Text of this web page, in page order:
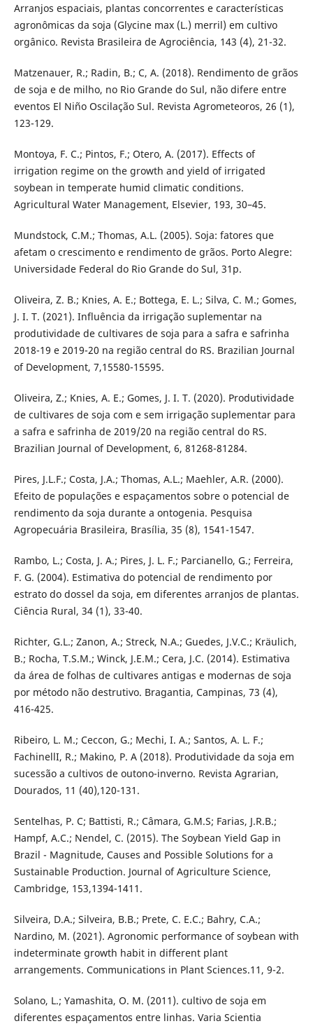
Arranjos espaciais, plantas concorrentes e características
agronômicas da soja (Glycine max (L.) merril) em cultivo
orgânico. Revista Brasileira de Agrociência, 143 (4), 21-32.
Matzenauer, R.; Radin, B.; C, A. (2018). Rendimento de grãos
de soja e de milho, no Rio Grande do Sul, não difere entre
eventos El Niño Oscilação Sul. Revista Agrometeoros, 26 (1),
123-129.
Montoya, F. C.; Pintos, F.; Otero, A. (2017). Effects of
irrigation regime on the growth and yield of irrigated
soybean in temperate humid climatic conditions.
Agricultural Water Management, Elsevier, 193, 30–45.
Mundstock, C.M.; Thomas, A.L. (2005). Soja: fatores que
afetam o crescimento e rendimento de grãos. Porto Alegre:
Universidade Federal do Rio Grande do Sul, 31p.
Oliveira, Z. B.; Knies, A. E.; Bottega, E. L.; Silva, C. M.; Gomes,
J. I. T. (2021). Influência da irrigação suplementar na
produtividade de cultivares de soja para a safra e safrinha
2018-19 e 2019-20 na região central do RS. Brazilian Journal
of Development, 7,15580-15595.
Oliveira, Z.; Knies, A. E.; Gomes, J. I. T. (2020). Produtividade
de cultivares de soja com e sem irrigação suplementar para
a safra e safrinha de 2019/20 na região central do RS.
Brazilian Journal of Development, 6, 81268-81284.
Pires, J.L.F.; Costa, J.A.; Thomas, A.L.; Maehler, A.R. (2000).
Efeito de populações e espaçamentos sobre o potencial de
rendimento da soja durante a ontogenia. Pesquisa
Agropecuária Brasileira, Brasília, 35 (8), 1541-1547.
Rambo, L.; Costa, J. A.; Pires, J. L. F.; Parcianello, G.; Ferreira,
F. G. (2004). Estimativa do potencial de rendimento por
estrato do dossel da soja, em diferentes arranjos de plantas.
Ciência Rural, 34 (1), 33-40.
Richter, G.L.; Zanon, A.; Streck, N.A.; Guedes, J.V.C.; Kräulich,
B.; Rocha, T.S.M.; Winck, J.E.M.; Cera, J.C. (2014). Estimativa
da área de folhas de cultivares antigas e modernas de soja
por método não destrutivo. Bragantia, Campinas, 73 (4),
416-425.
Ribeiro, L. M.; Ceccon, G.; Mechi, I. A.; Santos, A. L. F.;
FachinellI, R.; Makino, P. A (2018). Produtividade da soja em
sucessão a cultivos de outono-inverno. Revista Agrarian,
Dourados, 11 (40),120-131.
Sentelhas, P. C; Battisti, R.; Câmara, G.M.S; Farias, J.R.B.;
Hampf, A.C.; Nendel, C. (2015). The Soybean Yield Gap in
Brazil - Magnitude, Causes and Possible Solutions for a
Sustainable Production. Journal of Agriculture Science,
Cambridge, 153,1394-1411.
Silveira, D.A.; Silveira, B.B.; Prete, C. E.C.; Bahry, C.A.;
Nardino, M. (2021). Agronomic performance of soybean with
indeterminate growth habit in different plant
arrangements. Communications in Plant Sciences.11, 9-2.
Solano, L.; Yamashita, O. M. (2011). cultivo de soja em
diferentes espaçamentos entre linhas. Varia Scientia